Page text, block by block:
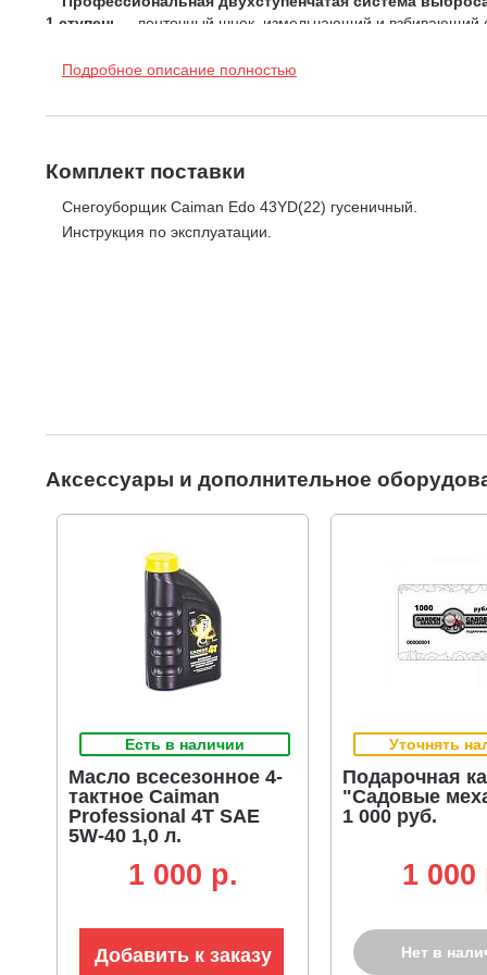
1 ступень
– ленточный шнек, измельчающий и взбивающий
Подробное описание полностью
Комплект поставки
Снегоуборщик Caiman Edo 43YD(22) гусеничный.
Инструкция по эксплуатации.
Аксессуары и дополнительное
Есть в наличии
Масло всесезонное 4-
тактное Caiman
Professional 4T SAE
5W-40 1,0 л.
1 000 p.
Добавить к заказу
Уточнять
Подарочная
"Садовые
1 000 руб.
1 000
Нет в